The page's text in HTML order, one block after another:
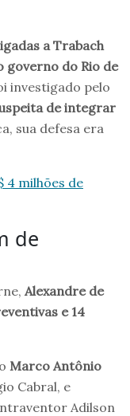
a Trabach
do Rio de
investigado pelo
de integrar
sua defesa era
4 milhões de
de
Alexandre de
e 14
Marco Antônio
Cabral, e
Adilson